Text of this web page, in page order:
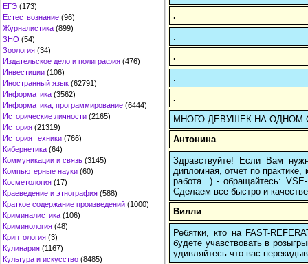
ЕГЭ (173)
Естествознание (96)
Журналистика (899)
ЗНО (54)
Зоология (34)
Издательское дело и полиграфия (476)
Инвестиции (106)
Иностранный язык (62791)
Информатика (3562)
Информатика, программирование (6444)
Исторические личности (2165)
История (21319)
История техники (766)
Кибернетика (64)
Коммуникации и связь (3145)
Компьютерные науки (60)
Косметология (17)
Краеведение и этнография (588)
Краткое содержание произведений (1000)
Криминалистика (106)
Криминология (48)
Криптология (3)
Кулинария (1167)
Культура и искусство (8485)
.
.
.
МНОГО ДЕВУШЕК НА ОДНОМ
Антонина
Здравствуйте! Если Вам
дипломная, отчет по
работа...) - обращайтесь:
Сделаем все быстро и
Вилли
Ребятки, кто на FAST-
будете учавствовать в
удивляйтесь что вас